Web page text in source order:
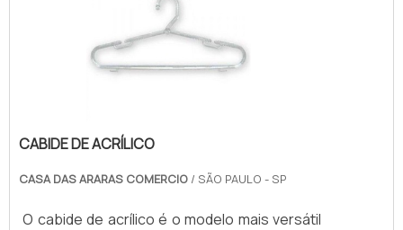
estrutura, espaço onde é encaixada a sua
peça acessória, conhecida como .
CABIDE DE ACRÍLICO
CASA DAS ARARAS COMERCIO / SÃO PAULO - SP
O cabide de acrílico é o modelo mais versátil